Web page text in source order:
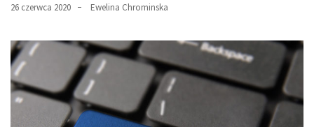
26 czerwca 2020 Ewelina Chrominska